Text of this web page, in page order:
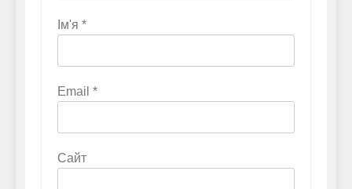
Ім'я *
Email *
Сайт